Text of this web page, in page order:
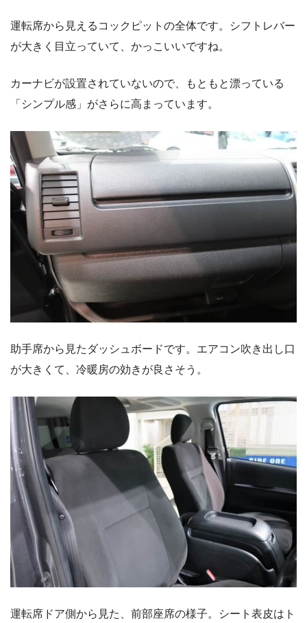
運転席から見えるコックピットの全体です。シフトレバー
が大きく目立っていて、かっこいいですね。
カーナビが設置されていないので、もともと漂っている
「シンプル感」がさらに高まっています。
助手席から見たダッシュボードです。エアコン吹き出し口
が大きくて、冷暖房の効きが良さそう。
運転席ドア側から見た、前部座席の様子。シート表皮はト